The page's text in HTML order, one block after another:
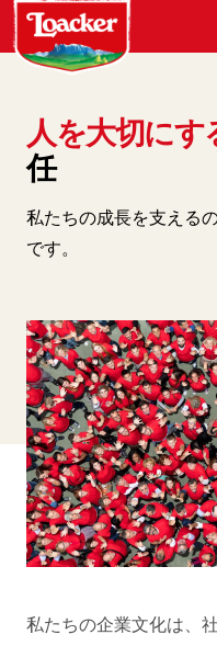
人を大切にす
任
私たちの成長を支える
です。
私たちの企業文化は、